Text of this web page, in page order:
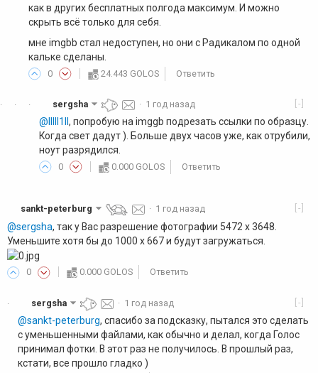
как в других бесплатных полгода максимум. И можно
скрыть всё только для себя.
мне imgbb стал недоступен, но они с Радикалом по одной
кальке сделаны.
0 24.443 GOLOS Ответить
·
·
· [-]
sergsha · 1 год назад
@lllll1ll , попробую на imggb подрезать ссылки по образцу.
Когда свет дадут ). Больше двух часов уже, как отрубили,
ноут разрядился.
0 0.000 GOLOS Ответить
[-]
sankt-peterburg · 1 год назад
@sergsha, так у Вас разрешение фотографии 5472 х 3648.
Уменьшите хотя бы до 1000 х 667 и будут загружаться.
0 0.000 GOLOS Ответить
· [-]
sergsha · 1 год назад
@sankt-peterburg, спасибо за подсказку, пытался это сделать
с уменьшенными файлами, как обычно и делал, когда Голос
принимал фотки. В этот раз не получилось. В прошлый раз,
кстати, все прошло гладко )